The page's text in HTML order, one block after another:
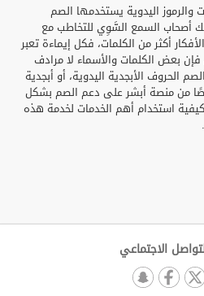
والرموز اليدوية يستخدمها الصم
أصحاب السمع السَّوِي للتخاطب مع
أكثر من الكلمات، فكل إيماءة تعبر
بعض الكلمات والأسماء لا مرادف
الحروف الأبجدية اليدوية، أو أبجدية
من منصة أبشر على دعم الصم بشكل
استخدام أهم الخدمات لخدمة هذه
الاجتماعي